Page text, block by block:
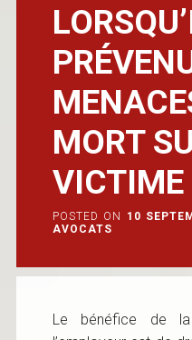
MORT
VICTIME
POSTED ON 10
AVOCATS
Le bénéfice de